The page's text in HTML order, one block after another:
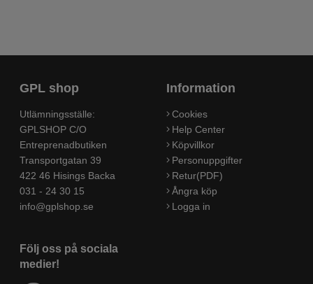
GPL shop
Utlämningsställe:
GPLSHOP C/O
Entreprenadbutiken
Transportgatan 39
422 46 Hisings Backa
031 - 24 30 15
info@gplshop.se
Följ oss på sociala
medier!
Information
Cookies
Help Center
Köpvillkor
Personuppgifter
Retur(PDF)
Ångra köp
Logga in